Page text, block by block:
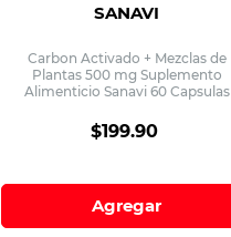
SANAVI
Carbon Activado + Mezclas de
Plantas 500 mg Suplemento
Alimenticio Sanavi 60 Capsulas
$199.90
Agregar